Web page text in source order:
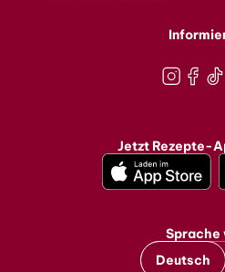
Jetzt Rezepte-
Sprache
Deutsch